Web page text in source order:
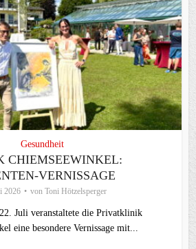
Gesundheit
CHIEMSEEWINKEL:
VERNISSAGE
2026 von Toni Hötzelsperger
Juli veranstaltete die Privatklinik
eine besondere Vernissage mit...